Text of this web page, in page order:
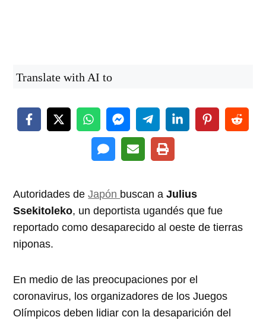
Translate with AI to
Autoridades deJapón buscan aJulius
Ssekitoleko, un deportista ugandés que fue
reportado como desaparecido al oeste de tierras
niponas.
En medio de las preocupaciones por el
coronavirus, los organizadores de los Juegos
Olímpicos deben lidiar con la desaparición del